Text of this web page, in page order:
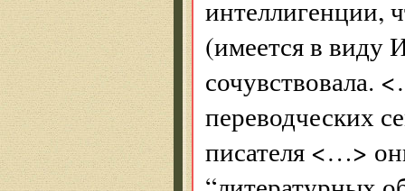
интеллигенции,
(имеется в
сочувствовала.
переводческих
писателя <…>